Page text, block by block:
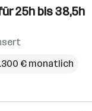
25h bis 38,5h
€ monatlich